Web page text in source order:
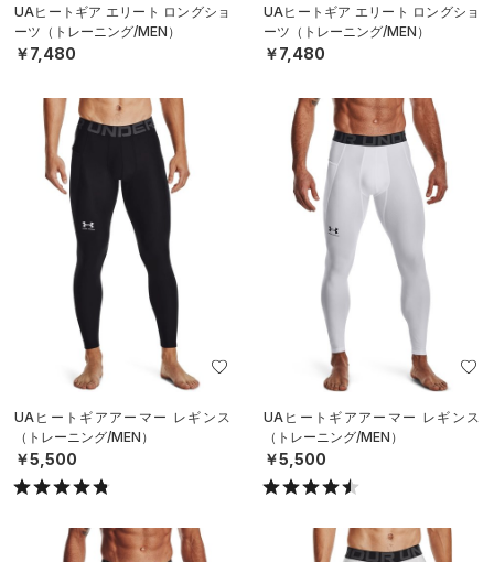
UAヒートギア エリート ロングショ
ーツ（トレーニング/MEN）
￥7,480
UAヒートギア エリート ロングショ
ーツ（トレーニング/MEN）
￥7,480
UAヒートギアアーマー レギンス
（トレーニング/MEN）
￥5,500
UAヒートギアアーマー レギンス
（トレーニング/MEN）
￥5,500